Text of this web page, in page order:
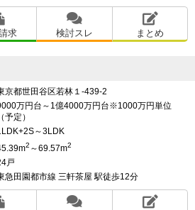
求 検討スレ まとめ
京都世田谷区若林１-439-2
万円台～1億4000万円台※1000万円単位
（予定）
～3LDK
2 ～69.57m2
戸
急田園都市線 三軒茶屋 駅徒歩12分